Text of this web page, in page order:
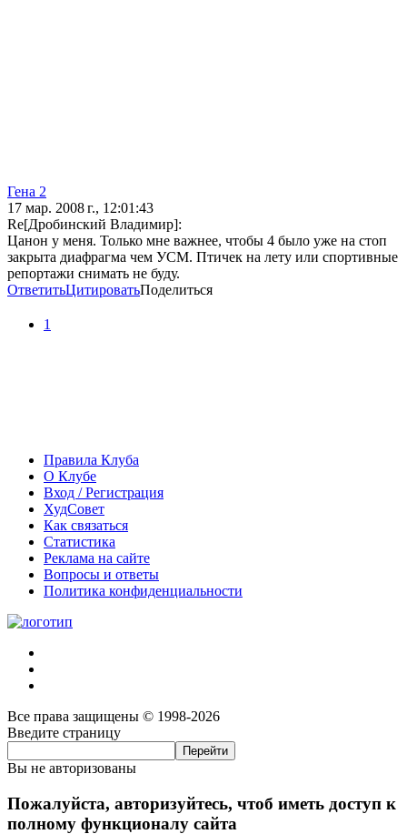
Гена 2
17 мар. 2008 г., 12:01:43
Re[Дробинский Владимир]:
Цанон у меня. Только мне важнее, чтобы 4 было уже на стоп
закрыта диафрагма чем УСМ. Птичек на лету или спортивные
репортажи снимать не буду.
ОтветитьЦитироватьПоделиться
1
Правила Клуба
О Клубе
Вход / Регистрация
ХудСовет
Как связаться
Статистика
Реклама на сайте
Вопросы и ответы
Политика конфиденциальности
Все права защищены © 1998-2026
Введите страницу
Вы не авторизованы
Пожалуйста, авторизуйтесь, чтоб иметь доступ к
полному функционалу сайта